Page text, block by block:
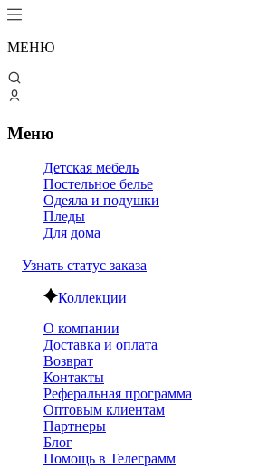
МЕНЮ
Меню
Детская мебель
Постельное белье
Одеяла и подушки
Пледы
Для дома
Узнать статус заказа
Коллекции
О компании
Доставка и оплата
Возврат
Контакты
Реферальная программа
Оптовым клиентам
Партнеры
Блог
Помощь в Телеграмм